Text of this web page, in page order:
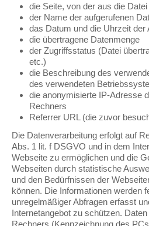
die Seite, von der aus die
der Name der aufgerufenen
das Datum und die Uhrzeit der
die übertragene Datenmenge
der Zugriffsstatus (Datei
etc.)
die Beschreibung des
des verwendeten
die anonymisierte IP-Adresse
Rechners
Referrer URL (die zuvor
Die Datenverarbeitung erfolgt auf
Abs. 1 lit. f DSGVO und in dem
Webseite zu ermöglichen und die
Webseiten durch statistische
und den Bedürfnissen der
können. Die Informationen werden
unregelmäßiger Abfragen erfasst
Internetangebot zu schützen.
Rechners (Kennzeichnung des